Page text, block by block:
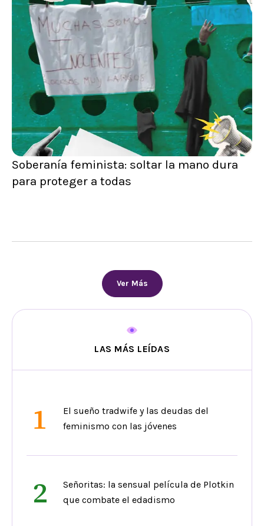
Soberanía feminista: soltar la mano dura
para proteger a todas
Ver Más
LAS MÁS LEÍDAS
1
El sueño tradwife y las deudas del
feminismo con las jóvenes
2
Señoritas: la sensual película de Plotkin
que combate el edadismo